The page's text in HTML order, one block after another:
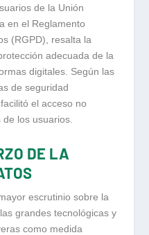
de la Unión
en el Reglamento
(RGPD), resalta la
adecuada de la
digitales. Según las
de seguridad
el acceso no
los usuarios.
DE LA
escrutinio sobre la
grandes tecnológicas y
como medida